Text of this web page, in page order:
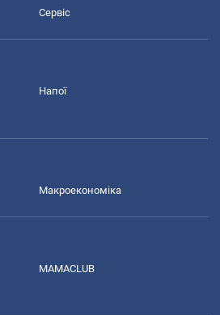
Сервіс
Напої
Макроекономіка
MAMACLUB